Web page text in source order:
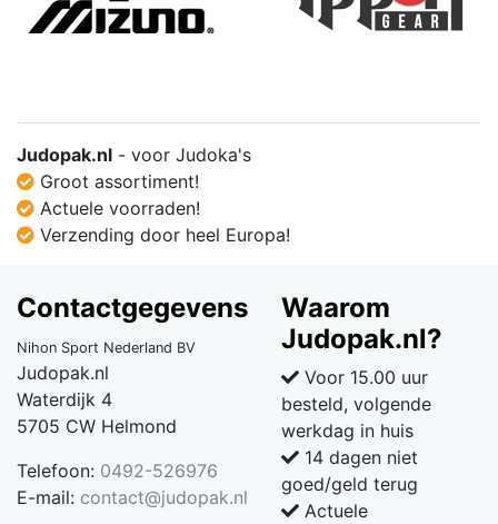
Judopak.nl - voor Judoka's
Groot assortiment!
Actuele voorraden!
Verzending door heel Europa!
Contactgegevens
Nihon Sport Nederland BV
Judopak.nl
Waterdijk 4
5705 CW Helmond
Telefoon: 0492-526976
E-mail: contact@judopak.nl
Waarom
Judopak.nl?
Voor 15.00 uur
besteld, volgende
werkdag in huis
14 dagen niet
goed/geld terug
Actuele